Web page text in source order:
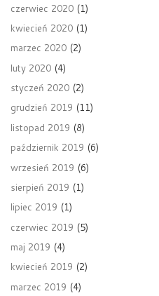
czerwiec 2020 (1)
kwiecień 2020 (1)
marzec 2020 (2)
luty 2020 (4)
styczeń 2020 (2)
grudzień 2019 (11)
listopad 2019 (8)
październik 2019 (6)
wrzesień 2019 (6)
sierpień 2019 (1)
lipiec 2019 (1)
czerwiec 2019 (5)
maj 2019 (4)
kwiecień 2019 (2)
marzec 2019 (4)